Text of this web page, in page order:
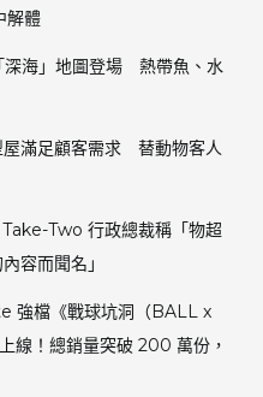
解體
海」地圖登場 熱帶魚、水
滿足顧客需求 替動物客人
Two 行政總裁稱「物超
容而聞名」
檔《戰球坑洞（BALL x
線！總銷量突破 200 萬份，